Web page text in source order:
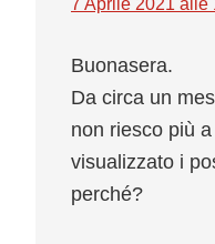
7 Aprile 2021 alle
Buonasera.
Da circa un
non riesco più
visualizzato i
perché?